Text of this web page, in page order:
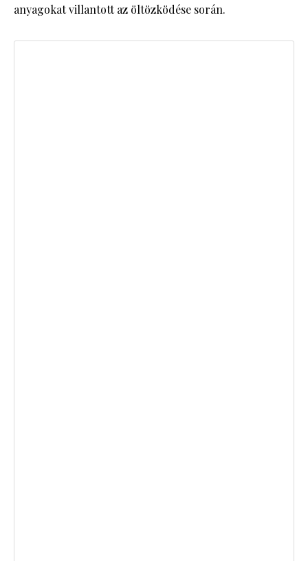
anyagokat villantott az öltözködése során.